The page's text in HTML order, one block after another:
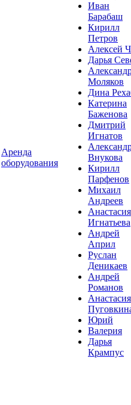
Аренда
оборудования
Иван
Барабаш
Кирилл
Петров
Алексей Ч
Дарья
Моляков
Дина
Катерина
Баженова
Дмитрий
Игнатов
Внукова
Кирилл
Парфенов
Михаил
Андреев
Анастасия
Игнатьева
Андрей
Април
Руслан
Деникаев
Андрей
Романов
Анастасия
Юрий
Валерия
Дарья
Крампус